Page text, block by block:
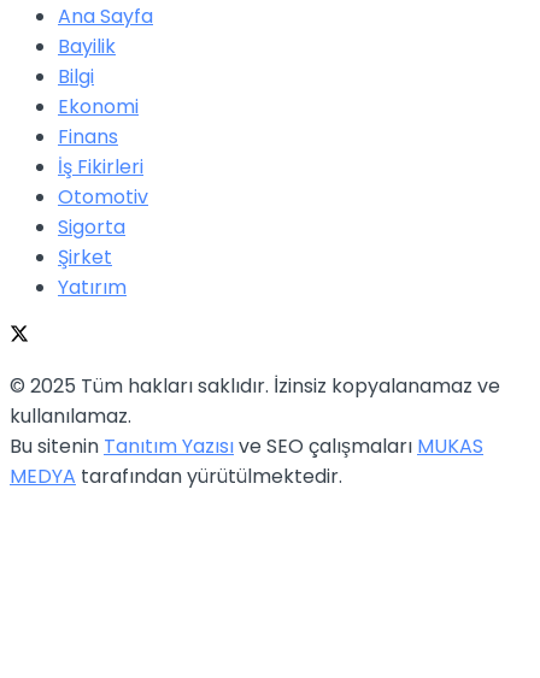
Ana Sayfa
Bayilik
Bilgi
Ekonomi
Finans
İş Fikirleri
Otomotiv
Sigorta
Şirket
Yatırım
© 2025 Tüm hakları saklıdır. İzinsiz kopyalanamaz ve
kullanılamaz.
Bu sitenin Tanıtım Yazısıve SEO çalışmaları MUKAS
MEDYA tarafından yürütülmektedir.